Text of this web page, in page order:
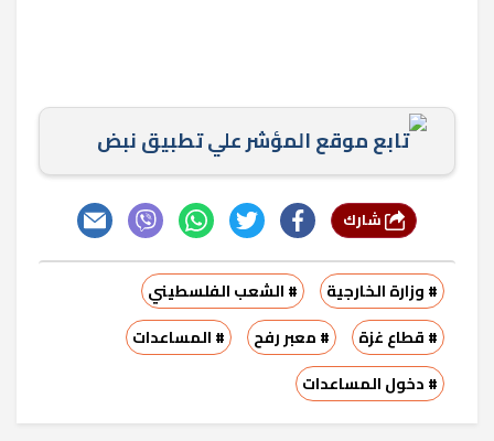
تابع موقع المؤشر علي تطبيق نبض
# وزارة الخارجية
# الشعب الفلسطيني
# قطاع غزة
# معبر رفح
# المساعدات
# دخول المساعدات